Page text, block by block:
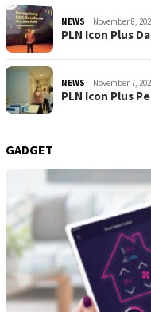
NEWS November 8,
PLN Icon Plus
NEWS November 7,
PLN Icon Plus
GADGET